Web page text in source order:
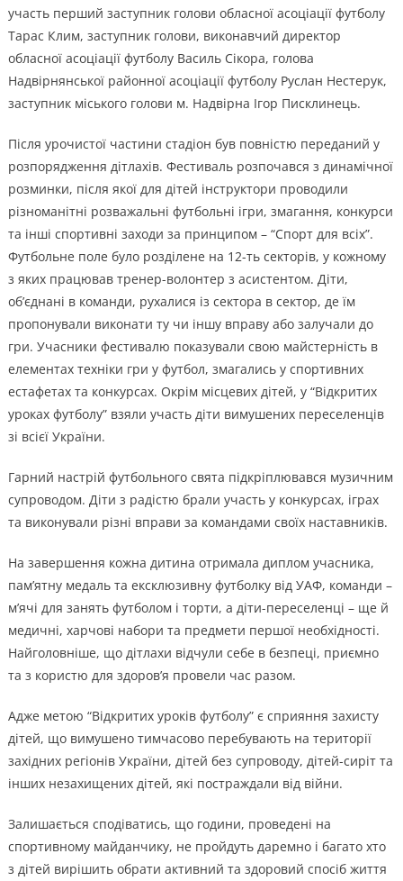
участь перший заступник голови обласної асоціації футболу
Тарас Клим, заступник голови, виконавчий директор
обласної асоціації футболу Василь Сікора, голова
Надвірнянської районної асоціації футболу Руслан Нестерук,
заступник міського голови м. Надвірна Ігор Писклинець.
Після урочистої частини стадіон був повністю переданий у
розпорядження дітлахів. Фестиваль розпочався з динамічної
розминки, після якої для дітей інструктори проводили
різноманітні розважальні футбольні ігри, змагання, конкурси
та інші спортивні заходи за принципом – “Спорт для всіх”.
Футбольне поле було розділене на 12-ть секторів, у кожному
з яких працював тренер-волонтер з асистентом. Діти,
об’єднані в команди, рухалися із сектора в сектор, де їм
пропонували виконати ту чи іншу вправу або залучали до
гри. Учасники фестивалю показували свою майстерність в
елементах техніки гри у футбол, змагались у спортивних
естафетах та конкурсах. Окрім місцевих дітей, у “Відкритих
уроках футболу” взяли участь діти вимушених переселенців
зі всієї України.
Гарний настрій футбольного свята підкріплювався музичним
супроводом. Діти з радістю брали участь у конкурсах, іграх
та виконували різні вправи за командами своїх наставників.
На завершення кожна дитина отримала диплом учасника,
пам’ятну медаль та ексклюзивну футболку від УАФ, команди –
м’ячі для занять футболом і торти, а діти-переселенці – ще й
медичні, харчові набори та предмети першої необхідності.
Найголовніше, що дітлахи відчули себе в безпеці, приємно
та з користю для здоров’я провели час разом.
Адже метою “Відкритих уроків футболу” є сприяння захисту
дітей, що вимушено тимчасово перебувають на території
західних регіонів України, дітей без супроводу, дітей-сиріт та
інших незахищених дітей, які постраждали від війни.
Залишається сподіватись, що години, проведені на
спортивному майданчику, не пройдуть даремно і багато хто
з дітей вирішить обрати активний та здоровий спосіб життя